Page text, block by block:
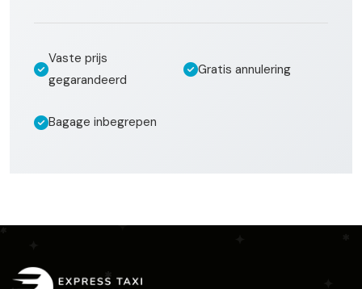
Vaste prijs
gegarandeerd
Gratis annulering
Bagage inbegrepen